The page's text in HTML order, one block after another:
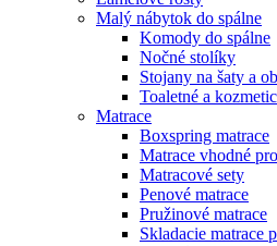
Malý nábytok do spálne
Komody do spálne
Nočné stolíky
Stojany na šaty a
Toaletné a
Matrace
Boxspring matrace
Matrace vhodné
Matracové sety
Penové matrace
Pružinové matrace
Skladacie matrace